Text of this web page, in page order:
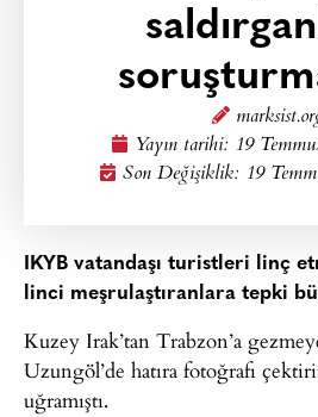
Yayın tarihi: 19
Son Değişiklik: 19
IKYB vatandaşı turistleri linç
linci meşrulaştıranlara tepki
Kuzey Irak’tan Trabzon’a
Uzungöl’de hatıra fotoğrafı
uğramıştı.